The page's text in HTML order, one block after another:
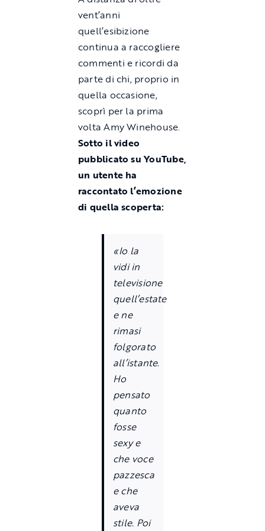
vent’anni
quell’esibizione
continua a raccogliere
commenti e ricordi da
parte di chi, proprio in
quella occasione,
scoprì per la prima
volta Amy Winehouse.
Sotto il video
pubblicato su YouTube,
un utente ha
raccontato l’emozione
di quella scoperta:
«Io la
vidi in
televisione
quell’estate
e ne
rimasi
folgorato
all’istante.
Ho
pensato
quanto
fosse
sexy e
che voce
pazzesca
e che
aveva
stile. Poi